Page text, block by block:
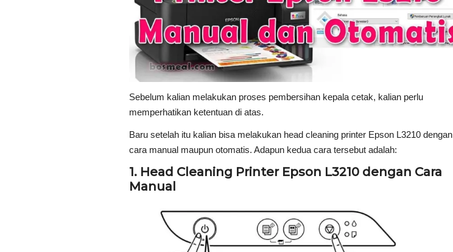
Sebelum kalian melakukan proses pembersihan kepala cetak, kalian perlu
memperhatikan ketentuan di atas.
Baru setelah itu kalian bisa melakukan head cleaning printer Epson L3210 dengan
cara manual maupun otomatis. Adapun kedua cara tersebut adalah:
1. Head Cleaning Printer Epson L3210 dengan Cara
Manual